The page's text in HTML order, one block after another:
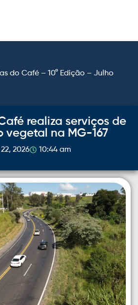
do Café – 10° Edição – Julho
realiza serviços de
vegetal na MG-167
2026 10:44 am